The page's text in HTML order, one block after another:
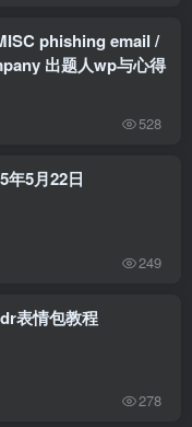
phishing email /
出题人wp与心得
528
年5月22日
249
表情包教程
278